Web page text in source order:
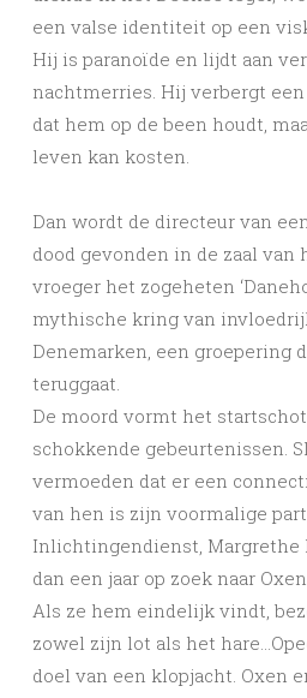
een valse identiteit op een
Hij is paranoïde en lijdt aan
nachtmerries. Hij verbergt
dat hem op de been houdt,
leven kan kosten.
Dan wordt de directeur van
dood gevonden in de zaal van
vroeger het zogeheten
mythische kring van
Denemarken, een groepering
teruggaat.
De moord vormt het
schokkende gebeurtenissen.
vermoeden dat er een
van hen is zijn voormalige
Inlichtingendienst, Margrethe
dan een jaar op zoek naar
Als ze hem eindelijk vindt,
zowel zijn lot als het
doel van een klopjacht. Oxen